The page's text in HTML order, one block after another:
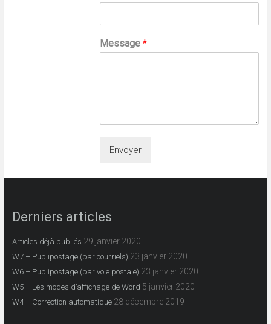
Message *
Envoyer
Derniers articles
Articles déjà publiés 29 janvier 2020
W7 – Publipostage (par courriels) 23 janvier 2020
W6 – Publipostage (par voie postale) 23 janvier 2020
W5 – Les modes d’affichage de Word 5 janvier 2020
W4 – Correction automatique 28 décembre 2019